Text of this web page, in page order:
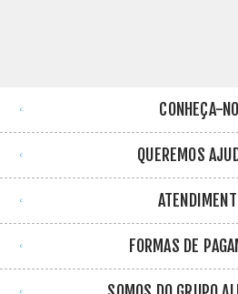
CONHEÇA-
QUEREMOS
FORMAS DE